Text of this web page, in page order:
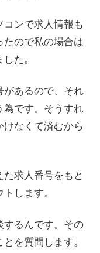
ンで求人情報も
たので私の場合は
た。
があるので、それ
為です。そうすれ
なくて済むから
求人番号をもと
します。
するんです。その
を質問します。